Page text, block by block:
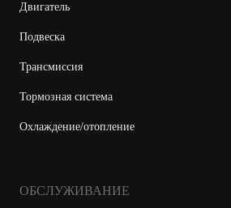
Двигатель
Подвеска
Трансмиссия
Тормозная система
Охлаждение/отопление
ОБСЛУЖИВАНИЕ